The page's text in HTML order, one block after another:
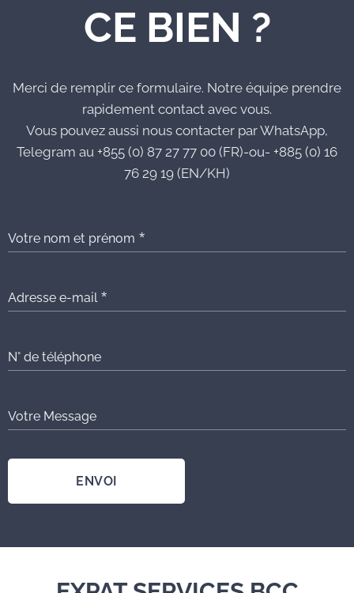
CE BIEN ?
Merci de remplir ce formulaire. Notre équipe prendre
rapidement contact avec vous.
Vous pouvez aussi nous contacter par WhatsApp,
Telegram au +855 (0) 87 27 77 00 (FR)-ou- +885 (0) 16
76 29 19 (EN/KH)
Votre nom et prénom
Adresse e-mail
N° de téléphone
Votre Message
ENVOI